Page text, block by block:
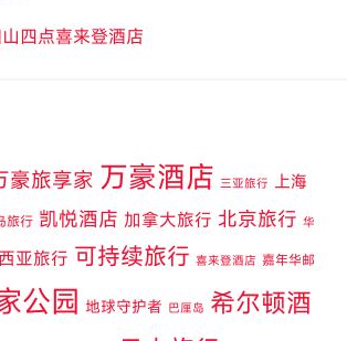
四点喜来登酒店
豪旅享家 万豪酒店 三亚旅行 上海
旅行 凯悦酒店 加拿大旅行 北京旅行 华
亚旅行 可持续旅行 喜来登酒店 嘉年华邮
公园 地球守护者 巴厘岛 希尔顿酒